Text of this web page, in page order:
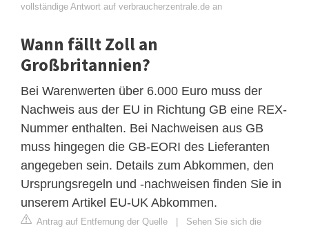
vollständige Antwort auf verbraucherzentrale.de an
Wann fällt Zoll an
Großbritannien?
Bei Warenwerten über 6.000 Euro muss der
Nachweis aus der EU in Richtung GB eine REX-
Nummer enthalten. Bei Nachweisen aus GB
muss hingegen die GB-EORI des Lieferanten
angegeben sein. Details zum Abkommen, den
Ursprungsregeln und -nachweisen finden Sie in
unserem Artikel EU-UK Abkommen.
Antrag auf Entfernung der Quelle | Sehen Sie sich die